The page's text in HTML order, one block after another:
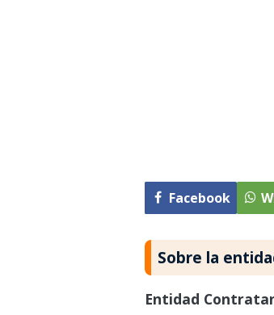
Facebook
Sobre la
Entidad